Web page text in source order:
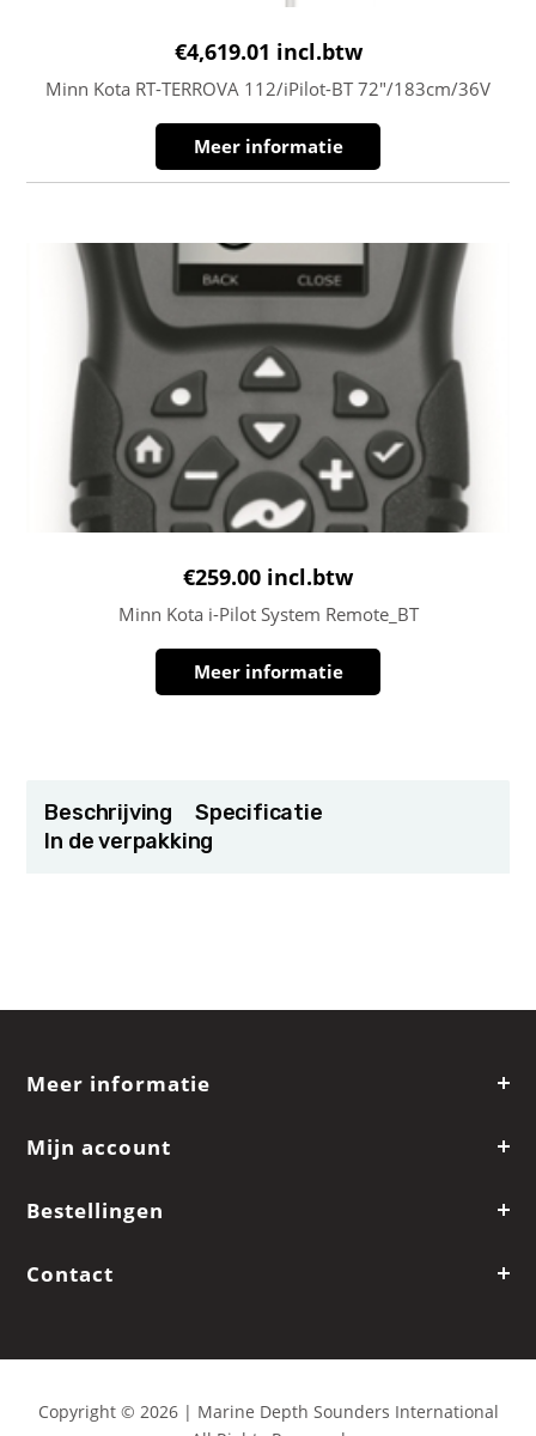
€4,619.01 incl.btw
Minn Kota RT-TERROVA 112/iPilot-BT 72″/183cm/36V
Meer informatie
€259.00 incl.btw
Minn Kota i-Pilot System Remote_BT
Meer informatie
Beschrijving
Specificatie
In de verpakking
Meer informatie
Mijn account
Bestellingen
Contact
Copyright © 2026 | Marine Depth Sounders International